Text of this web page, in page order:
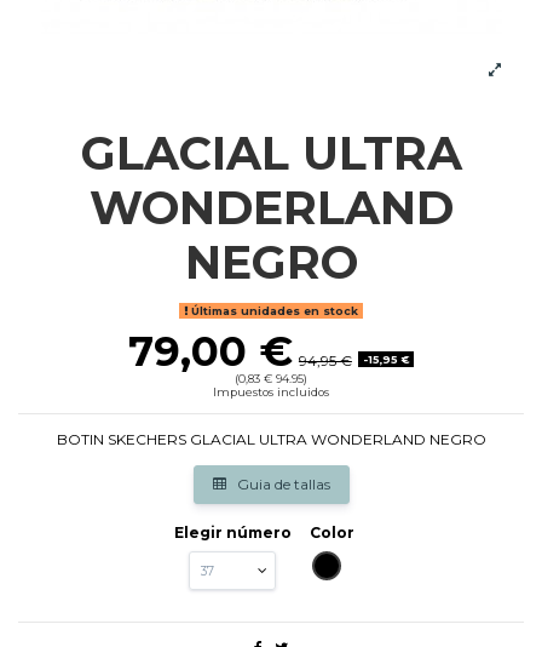
GLACIAL ULTRA
WONDERLAND
NEGRO
Últimas unidades en stock
79,00 € 94,95 €
-15,95 €
(0,83 € 94.95)
Impuestos incluidos
BOTIN SKECHERS GLACIAL ULTRA WONDERLAND NEGRO
Guia de tallas
Elegir número
Color
NEGRO